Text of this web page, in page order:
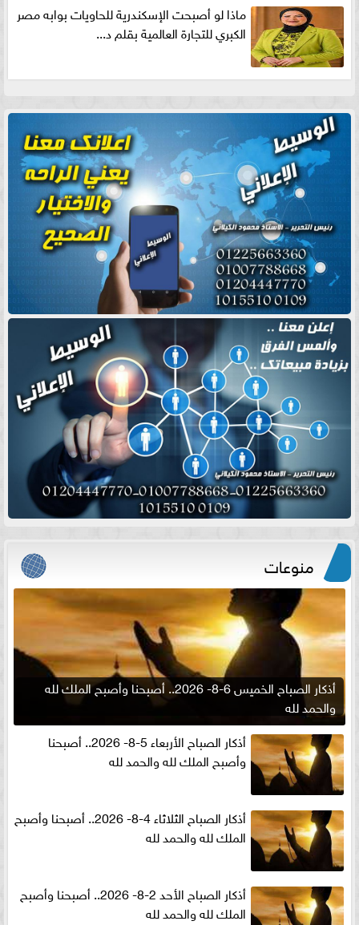
ماذا لو أصبحت الإسكندرية للحاويات بوابه مصر
الكبري للتجارة العالمية بقلم د...
منوعات
أذكار الصباح الخميس 6-8- 2026.. أصبحنا وأصبح الملك لله
والحمد لله
أذكار الصباح الأربعاء 5-8- 2026.. أصبحنا
وأصبح الملك لله والحمد لله
أذكار الصباح الثلاثاء 4-8- 2026.. أصبحنا وأصبح
الملك لله والحمد لله
أذكار الصباح الأحد 2-8- 2026.. أصبحنا وأصبح
الملك لله والحمد لله